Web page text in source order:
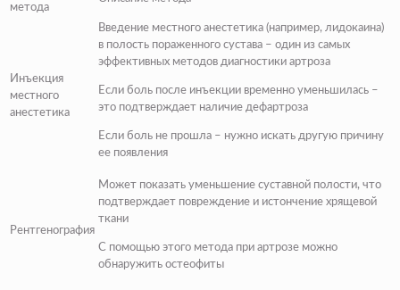
метода
Инъекция
местного
анестетика
Введение местного анестетика (например, лидокаина)
в полость пораженного сустава – один из самых
эффективных методов диагностики артроза
Если боль после инъекции временно уменьшилась –
это подтверждает наличие дефартроза
Если боль не прошла – нужно искать другую причину
ее появления
Рентгенография
Может показать уменьшение суставной полости, что
подтверждает повреждение и истончение хрящевой
ткани
С помощью этого метода при артрозе можно
обнаружить остеофиты